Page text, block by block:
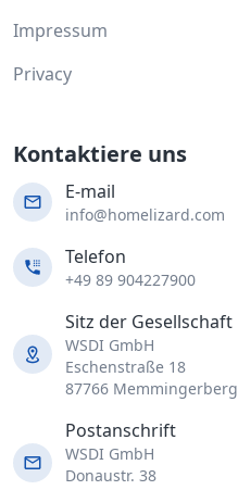
Impressum
Privacy
Kontaktiere uns
E-mail
info@homelizard.com
Telefon
+49 89 904227900
Sitz der Gesellschaft
WSDI GmbH
Eschenstraße 18
87766 Memmingerberg
Postanschrift
WSDI GmbH
Donaustr. 38